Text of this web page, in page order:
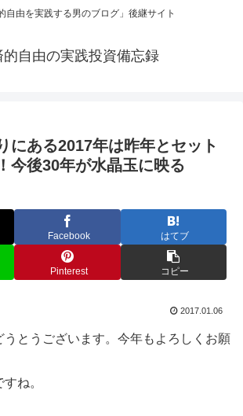
自由を実践する男のブログ」後継サイト
的自由の実践投資備忘録
にある2017年は昨年とセット
今後30年が水晶玉に映る
Facebook はてブ
Pinterest コピー
2017.01.06
うとうございます。今年もよろしくお願
ね。